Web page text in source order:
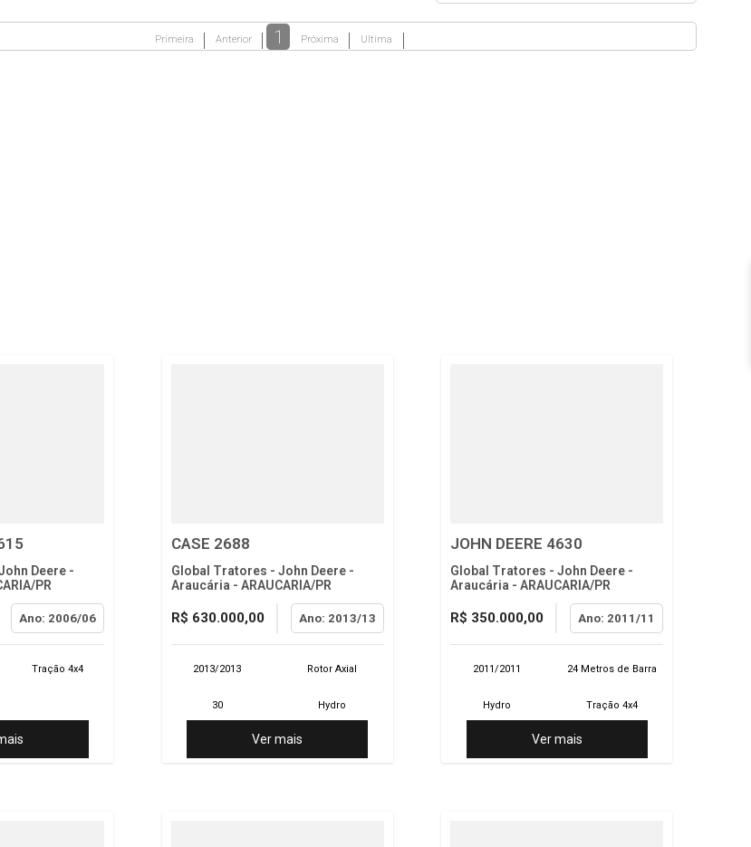
Primeira Anterior 1 Próxima Ultima
Deere -
PR
Ano: 2006/06
Tração 4x4
CASE 2688
Global Tratores - John Deere -
Araucária - ARAUCARIA/PR
R$ 630.000,00 Ano: 2013/13
2013/2013 Rotor Axial
30 Hydro
Ver mais
JOHN DEERE 4630
Global Tratores - John Deere -
Araucária - ARAUCARIA/PR
R$ 350.000,00 Ano: 2011/11
2011/2011 24 Metros de Barra
Hydro Tração 4x4
Ver mais